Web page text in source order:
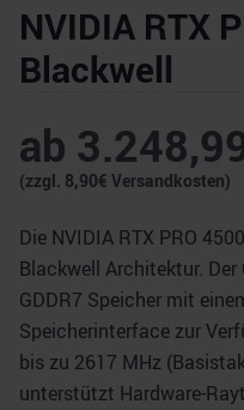
NVIDIA RTX
Blackwell
ab
(zzgl. 8,90€ Versandkosten)
Die NVIDIA RTX PRO
Blackwell Architektur.
GDDR7 Speicher mit
Speicherinterface zur
bis zu 2617 MHz
unterstützt Hardware-